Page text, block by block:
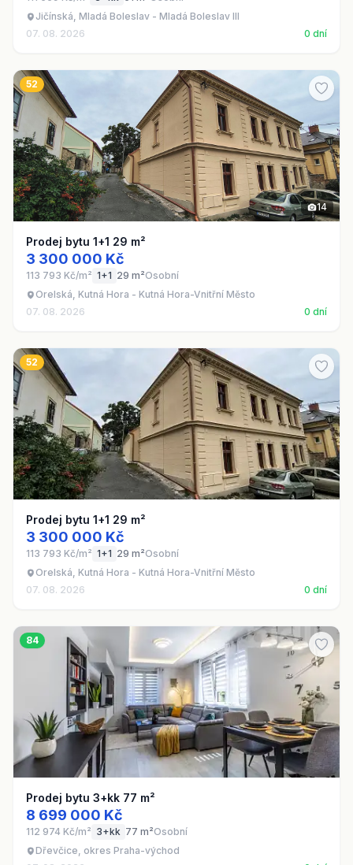
Jičínská, Mladá Boleslav - Mladá Boleslav III
07. 08. 2026
0 dní
52
14
Prodej bytu 1+1 29 m²
3 300 000 Kč
113 793 Kč/m² 1+1 29 m²Osobní
Orelská, Kutná Hora - Kutná Hora-Vnitřní Město
07. 08. 2026
0 dní
52
Prodej bytu 1+1 29 m²
3 300 000 Kč
113 793 Kč/m² 1+1 29 m²Osobní
Orelská, Kutná Hora - Kutná Hora-Vnitřní Město
07. 08. 2026
0 dní
84
Prodej bytu 3+kk 77 m²
8 699 000 Kč
112 974 Kč/m² 3+kk 77 m²Osobní
Dřevčice, okres Praha-východ